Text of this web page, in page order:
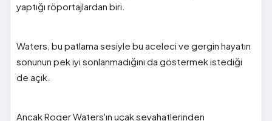
yaptığı röportajlardan biri.
Waters, bu patlama sesiyle bu aceleci ve gergin hayatın
sonunun pek iyi sonlanmadığını da göstermek istediği
de açık.
Ancak Roger Waters'ın uçak seyahatlerinden